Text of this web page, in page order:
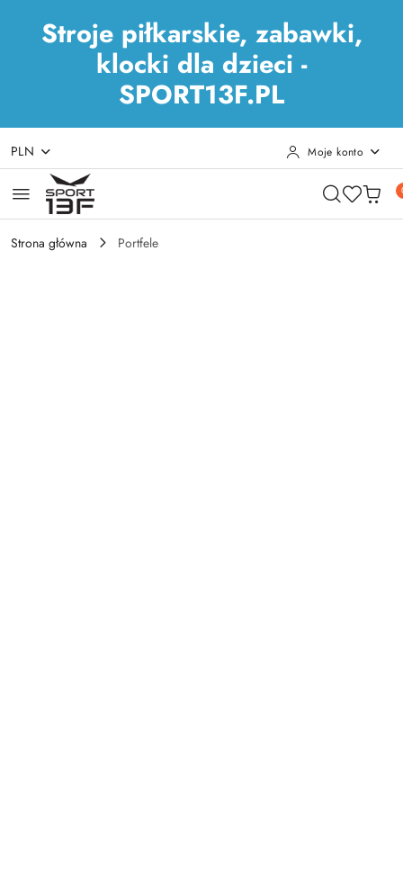
Stroje piłkarskie, zabawki,
klocki dla dzieci -
SPORT13F.PL
Przejdź do treści głównej
Przejdź do wyszukiwarki
Przejdź do moje konto
Przejdź do menu głównego
Przejdź do opisu produktu
Przejdź do stopki
PLN Moje konto
Strona główna Portfele